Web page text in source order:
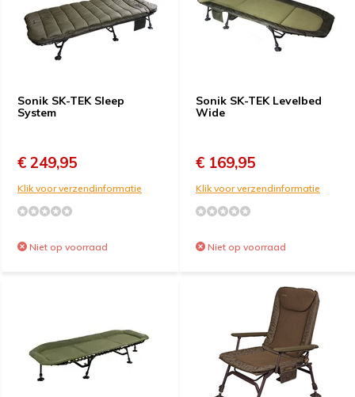
Sonik SK-TEK Sleep
System
€ 249,95
Klik voor verzendinformatie
Niet op voorraad
Sonik SK-TEK Levelbed
Wide
€ 169,95
Klik voor verzendinformatie
Niet op voorraad